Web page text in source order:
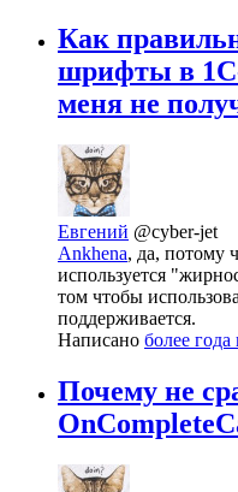
Как
шрифты в
меня не
Евгений @cyber-jet
Ankhena, да, потому
используется
том чтобы
поддерживается.
Написано более года
Почему не